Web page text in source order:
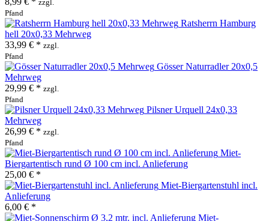
zzgl.
Pfand
Ratsherrn Hamburg
hell 20x0,33 Mehrweg
33,99 € * zzgl.
Pfand
Gösser Naturradler 20x0,5
Mehrweg
29,99 € * zzgl.
Pfand
Pilsner Urquell 24x0,33
Mehrweg
26,99 € * zzgl.
Pfand
Miet-
Biergartentisch rund Ø 100 cm incl. Anlieferung
25,00 € *
Miet-Biergartenstuhl incl.
Anlieferung
6,00 € *
Miet-